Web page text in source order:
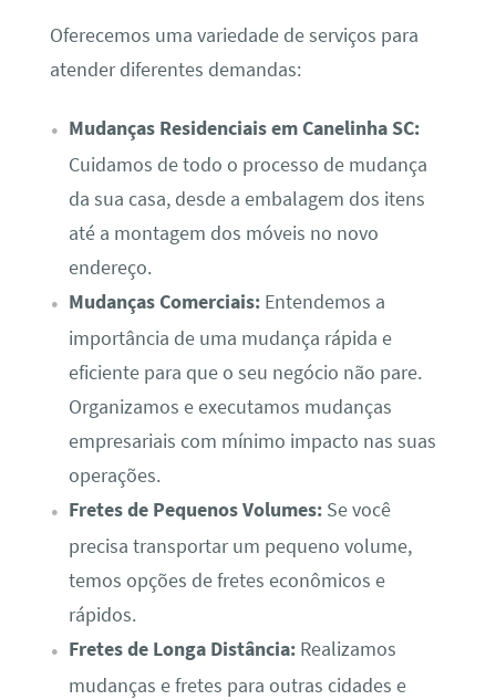
Oferecemos uma variedade de serviços para
atender diferentes demandas:
Mudanças Residenciais em Canelinha SC:
Cuidamos de todo o processo de mudança
da sua casa, desde a embalagem dos itens
até a montagem dos móveis no novo
endereço.
Mudanças Comerciais:Entendemos a
importância de uma mudança rápida e
eficiente para que o seu negócio não pare.
Organizamos e executamos mudanças
empresariais com mínimo impacto nas suas
operações.
Fretes de Pequenos Volumes:Se você
precisa transportar um pequeno volume,
temos opções de fretes econômicos e
rápidos.
Fretes de Longa Distância:Realizamos
mudanças e fretes para outras cidades e